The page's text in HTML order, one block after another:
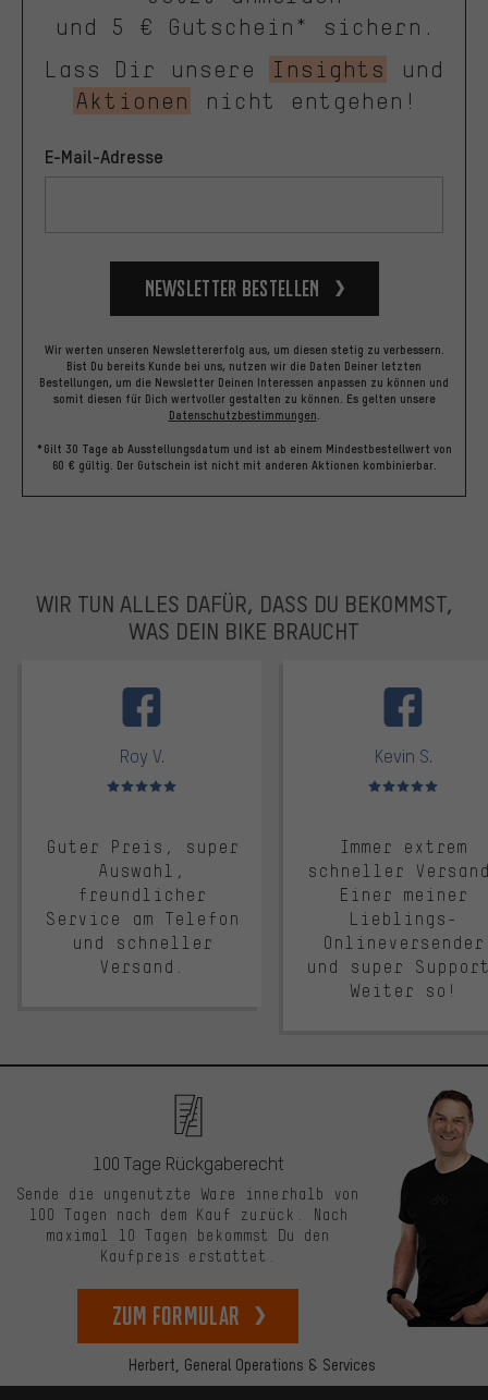
und 5 € Gutschein* sichern.
Lass Dir unsere
Insights
und
Aktionen
nicht entgehen!
E-Mail-Adresse
Newsletter bestellen
Wir werten unseren Newslettererfolg aus, um diesen stetig zu verbessern.
Bist Du bereits Kunde bei uns, nutzen wir die Daten Deiner letzten
Bestellungen, um die Newsletter Deinen Interessen anpassen zu können und
somit diesen für Dich wertvoller gestalten zu können. Es gelten unsere
Datenschutzbestimmungen.
*Gilt 30 Tage ab Ausstellungsdatum und ist ab einem Mindestbestellwert von
60 € gültig. Der Gutschein ist nicht mit anderen Aktionen kombinierbar.
WIR TUN ALLES DAFÜR, DASS DU BEKOMMST,
WAS DEIN BIKE BRAUCHT
Roy V.
Bewertungen: 5 von 5
Guter Preis, super
Auswahl,
freundlicher
Service am Telefon
und schneller
Versand.
Kevin S.
Bewertungen: 5 von 5
Immer extrem
schneller
Einer meiner
Lieblings-
Onlineversender
und super
Weiter so!
Herbert, General Operations & Services
100 Tage Rückgaberecht
Sende die ungenutzte Ware innerhalb von
100 Tagen nach dem Kauf zurück. Nach
maximal 10 Tagen bekommst Du den
Kaufpreis erstattet.
zum Formular